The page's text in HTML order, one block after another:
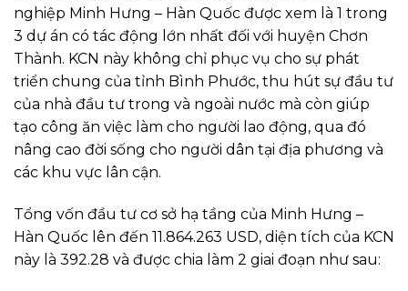
nghiệp Minh Hưng – Hàn Quốc được xem là 1 trong
3 dự án có tác động lớn nhất đối với huyện Chơn
Thành. KCN này không chỉ phục vụ cho sự phát
triển chung của tỉnh Bình Phước, thu hút sự đầu tư
của nhà đầu tư trong và ngoài nước mà còn giúp
tạo công ăn việc làm cho người lao động, qua đó
nâng cao đời sống cho người dân tại địa phương và
các khu vực lân cận.
Tổng vốn đầu tư cơ sở hạ tầng của Minh Hưng –
Hàn Quốc lên đến 11.864.263 USD, diện tích của KCN
này là 392.28 và được chia làm 2 giai đoạn như sau: